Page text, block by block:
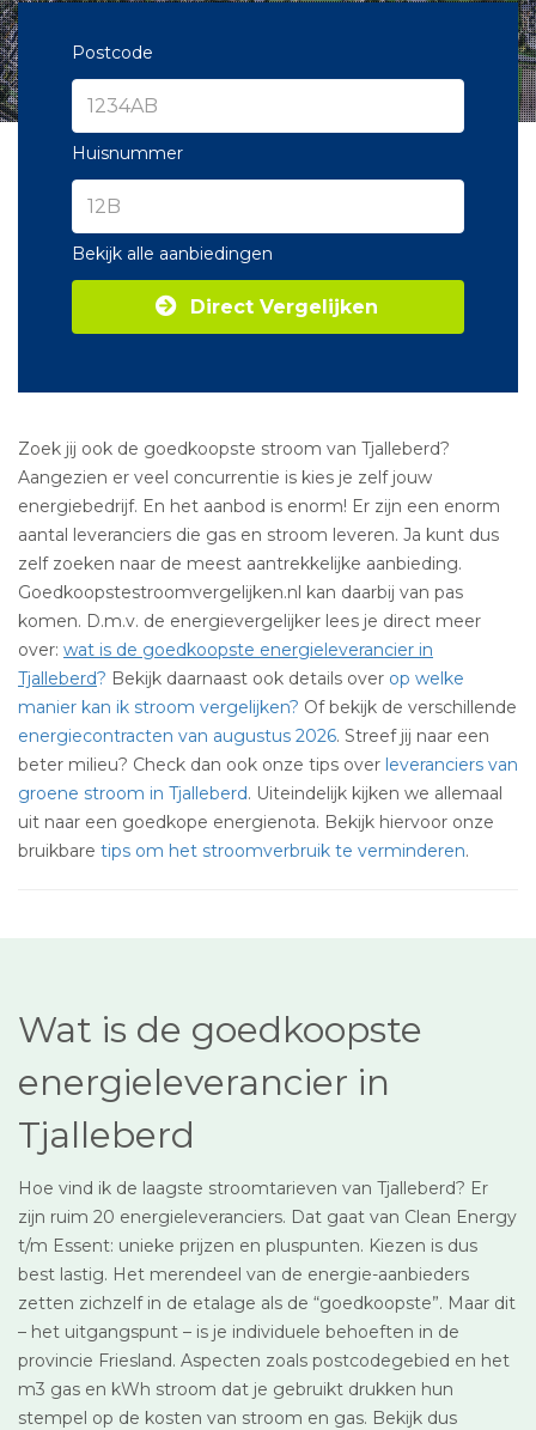
Postcode
Huisnummer
Bekijk alle aanbiedingen
Direct Vergelijken
Zoek jij ook de goedkoopste stroom van Tjalleberd?
Aangezien er veel concurrentie is kies je zelf jouw
energiebedrijf. En het aanbod is enorm! Er zijn een enorm
aantal leveranciers die gas en stroom leveren. Ja kunt dus
zelf zoeken naar de meest aantrekkelijke aanbieding.
Goedkoopstestroomvergelijken.nl kan daarbij van pas
komen. D.m.v. de energievergelijker lees je direct meer
over: wat is de goedkoopste energieleverancier in
Tjalleberd? Bekijk daarnaast ook details over op welke
manier kan ik stroom vergelijken? Of bekijk de verschillende
energiecontracten van augustus 2026. Streef jij naar een
beter milieu? Check dan ook onze tips over leveranciers van
groene stroom in Tjalleberd. Uiteindelijk kijken we allemaal
uit naar een goedkope energienota. Bekijk hiervoor onze
bruikbare tips om het stroomverbruik te verminderen.
Wat is de goedkoopste
energieleverancier in
Tjalleberd
Hoe vind ik de laagste stroomtarieven van Tjalleberd? Er
zijn ruim 20 energieleveranciers. Dat gaat van Clean Energy
t/m Essent: unieke prijzen en pluspunten. Kiezen is dus
best lastig. Het merendeel van de energie-aanbieders
zetten zichzelf in de etalage als de “goedkoopste”. Maar dit
– het uitgangspunt – is je individuele behoeften in de
provincie Friesland. Aspecten zoals postcodegebied en het
m3 gas en kWh stroom dat je gebruikt drukken hun
stempel op de kosten van stroom en gas. Bekijk dus